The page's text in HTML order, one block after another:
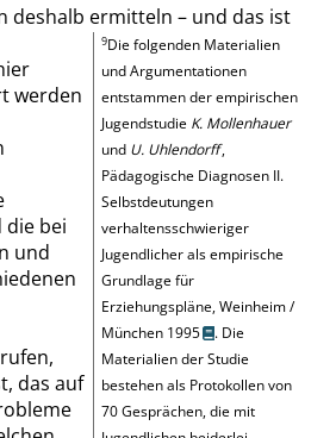
9Die folgenden Materialien
und Argumentationen
entstammen der empirischen
Jugendstudie K. Mollenhauer
und U. Uhlendorff,
Pädagogische Diagnosen II.
Selbstdeutungen
verhaltensschwieriger
Jugendlicher als empirische
Grundlage für
Erziehungspläne, Weinheim /
München 1995
. Die
Materialien der Studie
bestehen als Protokollen von
70 Gesprächen, die mit
deshalb ermitteln – und das ist
werden
bei
und
das auf